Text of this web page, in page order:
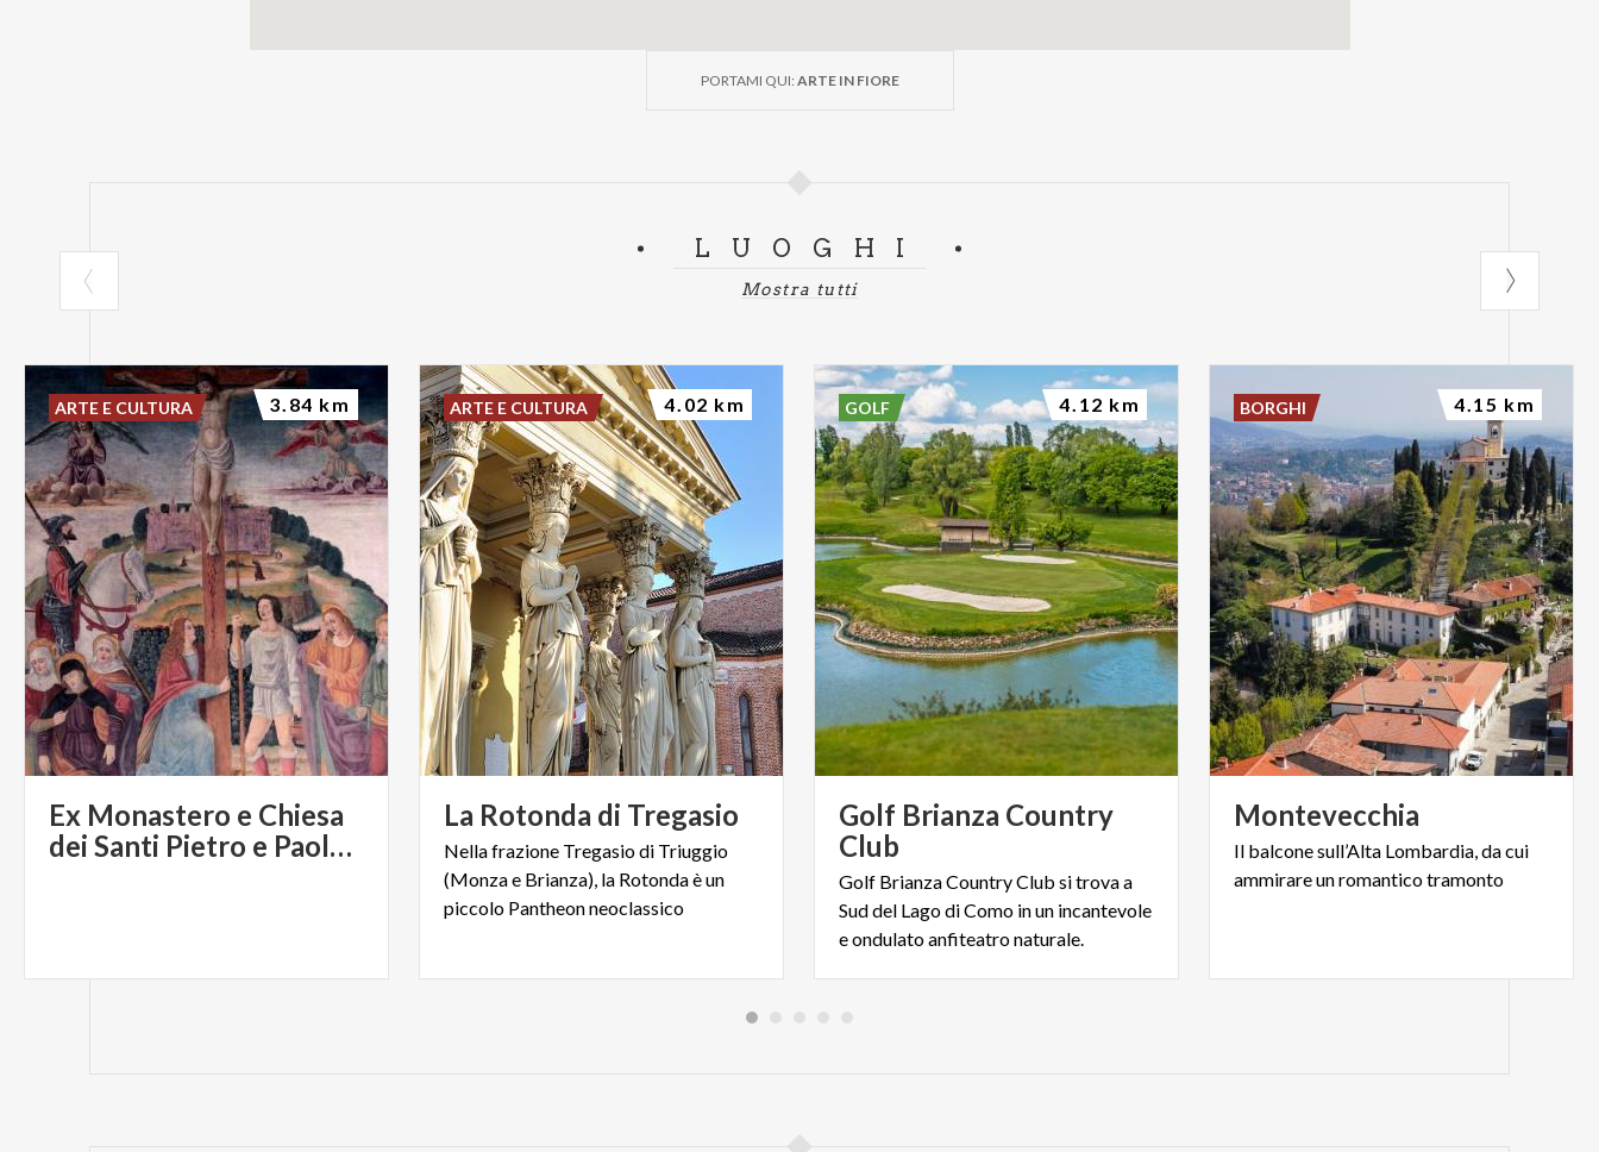
PORTAMI QUI: ARTE IN FIORE
LUOGHI
Mostra tutti
Ex Monastero e Chiesa
dei Santi Pietro e Paolo di Brugora
ARTE E CULTURA 3.84 km
La Rotonda di Tregasio
Nella frazione Tregasio di Triuggio
(Monza e Brianza), la Rotonda è un
piccolo Pantheon neoclassico
ARTE E CULTURA 4.02 km
Golf Brianza Country
Club
Golf Brianza Country Club si trova a
Sud del Lago di Como in un incantevole
e ondulato anfiteatro naturale.
GOLF 4.12 km
Montevecchia
Il balconesull’Alta Lombardia,dacui
ammirareunromanticotramonto
BORGHI 4.15 km